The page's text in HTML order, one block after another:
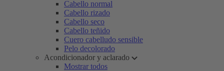
Cabello normal
Cabello rizado
Cabello seco
Cabello teñido
Cuero cabelludo sensible
Pelo decolorado
Acondicionador y aclarado
Mostrar todos